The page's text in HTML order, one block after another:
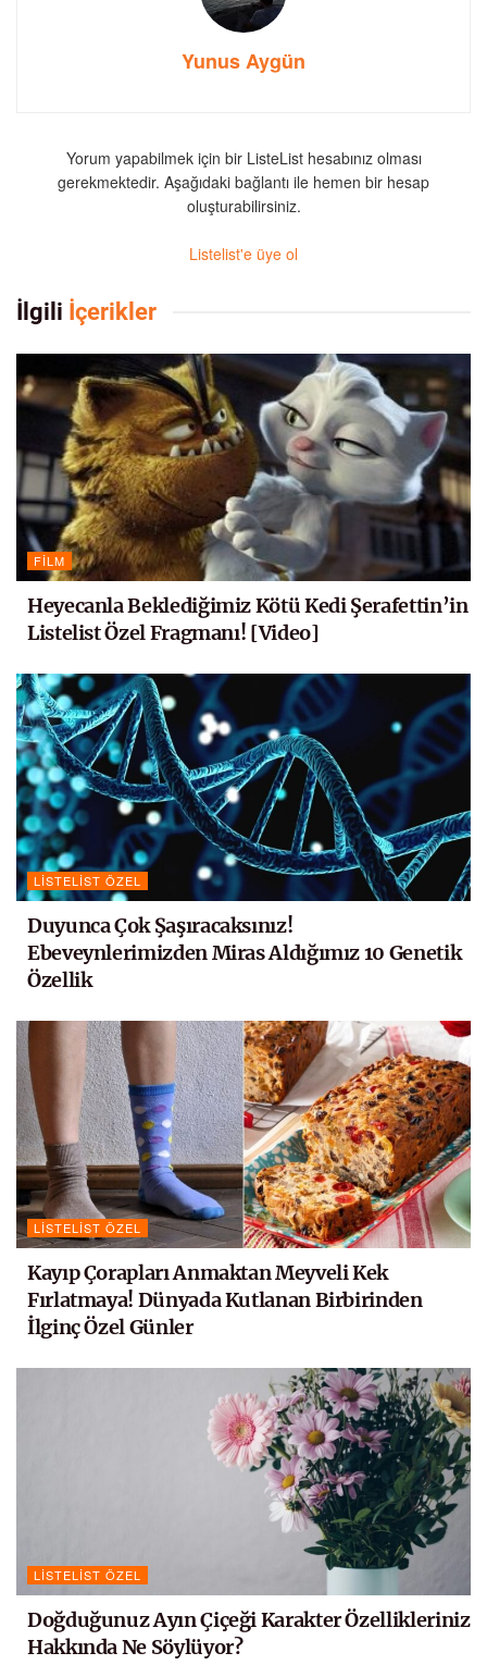
Yunus Aygün
Yorum yapabilmek için bir ListeList hesabınız olması
gerekmektedir. Aşağıdaki bağlantı ile hemen bir hesap
oluşturabilirsiniz.
Listelist'e üye ol
İlgili İçerikler
FILM
Heyecanla Beklediğimiz Kötü Kedi Şerafettin’in
Listelist Özel Fragmanı! [Video]
LISTELIST ÖZEL
Duyunca Çok Şaşıracaksınız!
Ebeveynlerimizden Miras Aldığımız 10 Genetik
Özellik
LISTELIST ÖZEL
Kayıp Çorapları Anmaktan Meyveli Kek
Fırlatmaya! Dünyada Kutlanan Birbirinden
İlginç Özel Günler
LISTELIST ÖZEL
Doğduğunuz Ayın Çiçeği Karakter Özellikleriniz
Hakkında Ne Söylüyor?